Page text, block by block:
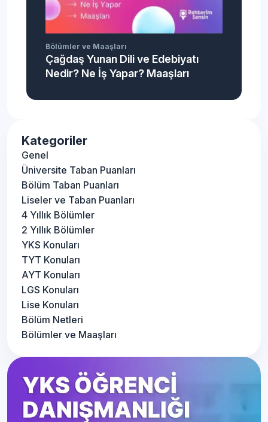
Bölümler ve Maaşları
Çağdaş Yunan Dili ve Edebiyatı
Nedir? Ne İş Yapar? Maaşları
Kategoriler
Genel
Üniversite Taban Puanları
Bölüm Taban Puanları
Liseler ve Taban Puanları
4 Yıllık Bölümler
2 Yıllık Bölümler
YKS Konuları
TYT Konuları
AYT Konuları
LGS Konuları
Lise Konuları
Bölüm Netleri
Bölümler ve Maaşları